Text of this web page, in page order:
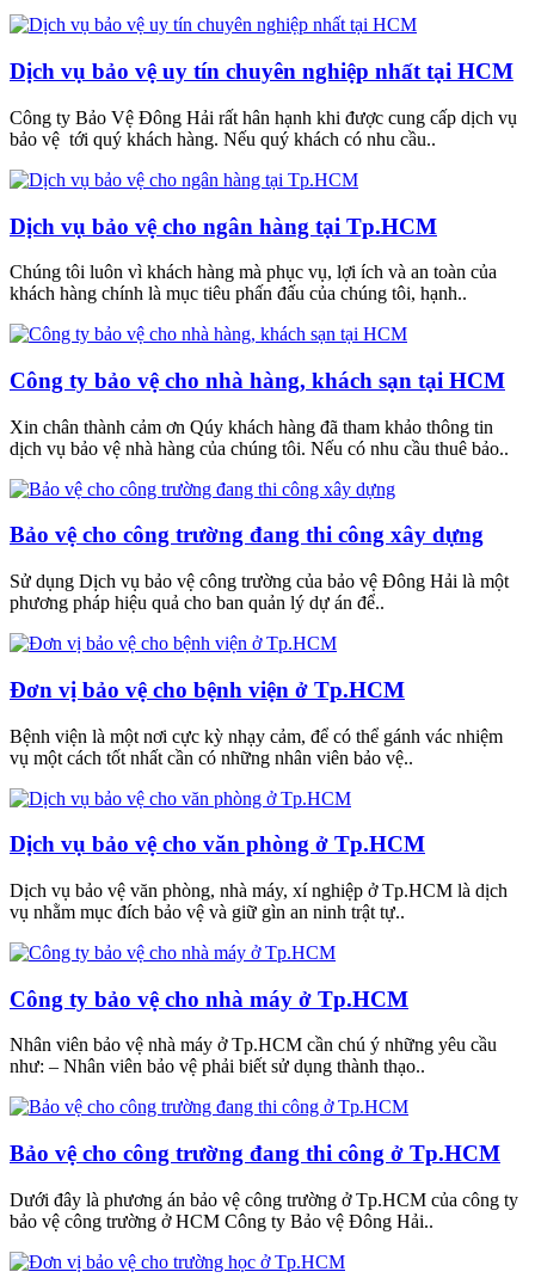
Dịch vụ bảo vệ uy tín chuyên nghiệp nhất tại HCM
Công ty Bảo Vệ Đông Hải rất hân hạnh khi được cung cấp dịch vụ
bảo vệ tới quý khách hàng. Nếu quý khách có nhu cầu..
Dịch vụ bảo vệ cho ngân hàng tại Tp.HCM
Chúng tôi luôn vì khách hàng mà phục vụ, lợi ích và an toàn của
khách hàng chính là mục tiêu phấn đấu của chúng tôi, hạnh..
Công ty bảo vệ cho nhà hàng, khách sạn tại HCM
Xin chân thành cảm ơn Qúy khách hàng đã tham khảo thông tin
dịch vụ bảo vệ nhà hàng của chúng tôi. Nếu có nhu cầu thuê bảo..
Bảo vệ cho công trường đang thi công xây dựng
Sử dụng Dịch vụ bảo vệ công trường của bảo vệ Đông Hải là một
phương pháp hiệu quả cho ban quản lý dự án để..
Đơn vị bảo vệ cho bệnh viện ở Tp.HCM
Bệnh viện là một nơi cực kỳ nhạy cảm, để có thể gánh vác nhiệm
vụ một cách tốt nhất cần có những nhân viên bảo vệ..
Dịch vụ bảo vệ cho văn phòng ở Tp.HCM
Dịch vụ bảo vệ văn phòng, nhà máy, xí nghiệp ở Tp.HCM là dịch
vụ nhằm mục đích bảo vệ và giữ gìn an ninh trật tự..
Công ty bảo vệ cho nhà máy ở Tp.HCM
Nhân viên bảo vệ nhà máy ở Tp.HCM cần chú ý những yêu cầu
như: – Nhân viên bảo vệ phải biết sử dụng thành thạo..
Bảo vệ cho công trường đang thi công ở Tp.HCM
Dưới đây là phương án bảo vệ công trường ở Tp.HCM của công ty
bảo vệ công trường ở HCM Công ty Bảo vệ Đông Hải..